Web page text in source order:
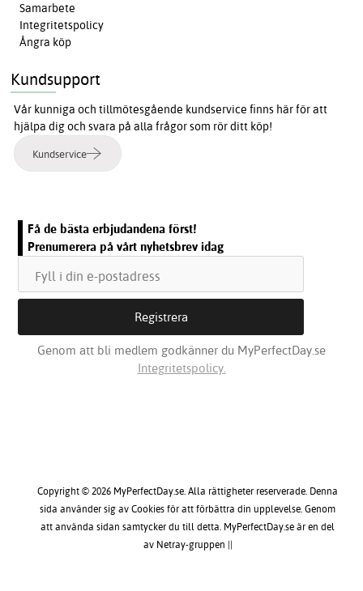
Samarbete
Integritetspolicy
Ångra köp
Kundsupport
Vår kunniga och tillmötesgående kundservice finns här för att
hjälpa dig och svara på alla frågor som rör ditt köp!
Kundservice
Få de bästa erbjudandena först!
Prenumerera på vårt nyhetsbrev idag
Genom att bli medlem godkänner du MyPerfectDay.se
Integritetspolicy.
Copyright © 2026 MyPerfectDay.se. Alla rättigheter reserverade. Denna
sida använder sig av Cookies för att förbättra din upplevelse. Genom
att använda sidan samtycker du till detta. MyPerfectDay.se är en del
av Netray-gruppen ||